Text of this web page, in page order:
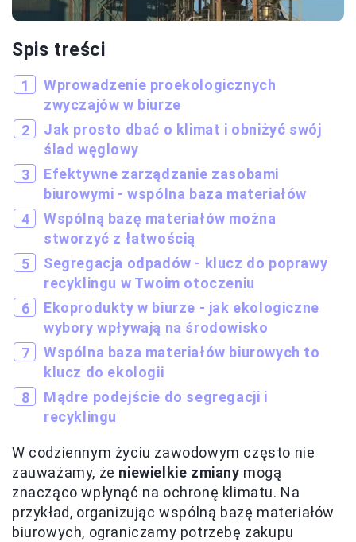
Spis treści
Wprowadzenie proekologicznych
zwyczajów w biurze
Jak prosto dbać o klimat i obniżyć swój
ślad węglowy
Efektywne zarządzanie zasobami
biurowymi - wspólna baza materiałów
Wspólną bazę materiałów można
stworzyć z łatwością
Segregacja odpadów - klucz do poprawy
recyklingu w Twoim otoczeniu
Ekoprodukty w biurze - jak ekologiczne
wybory wpływają na środowisko
Wspólna baza materiałów biurowych to
klucz do ekologii
Mądre podejście do segregacji i
recyklingu
W codziennym życiu zawodowym często nie
zauważamy, że niewielkie zmiany mogą
znacząco wpłynąć na ochronę klimatu. Na
przykład, organizując wspólną bazę materiałów
biurowych, ograniczamy potrzebę zakupu